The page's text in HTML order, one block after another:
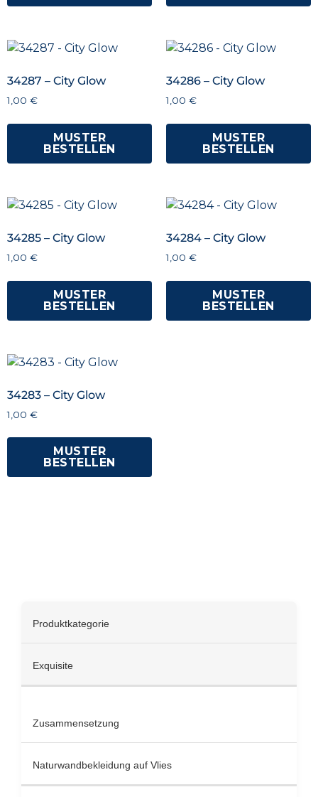
34287 – City Glow
1,00 €
MUSTER
BESTELLEN
34286 – City Glow
1,00 €
MUSTER
BESTELLEN
34285 – City Glow
1,00 €
MUSTER
BESTELLEN
34284 – City Glow
1,00 €
MUSTER
BESTELLEN
34283 – City Glow
1,00 €
MUSTER
BESTELLEN
Produktkategorie
Exquisite
Zusammensetzung
Naturwandbekleidung auf Vlies